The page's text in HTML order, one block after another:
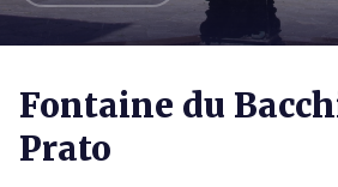
Fontaine du
Prato